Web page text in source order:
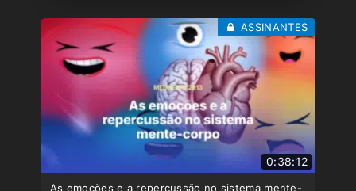
0:38:12
As emoções e a repercussão no sistema mente-
ASSINANTES